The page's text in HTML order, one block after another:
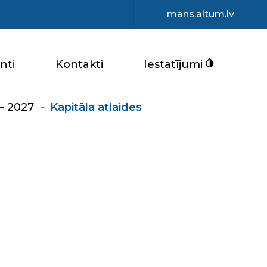
mans.altum.lv
Kontakti Iestatījumi
2027 - Kapitāla atlaides